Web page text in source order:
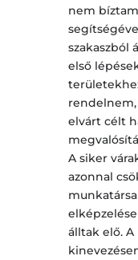
nem
szakaszból
első
elvárt célt
A siker
azonnal
álltak elő.